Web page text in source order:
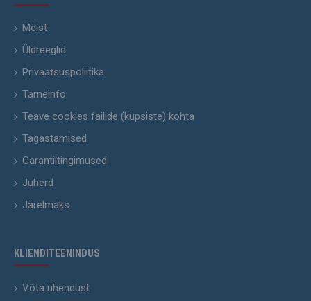
Meist
Üldreeglid
Privaatsuspoliitika
Tarneinfo
Teave cookies failide (küpsiste) kohta
Tagastamised
Garantiitingimused
Juherd
Järelmaks
KLIENDITEENINDUS
Võta ühendust